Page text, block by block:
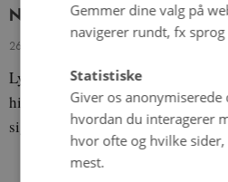
NNL Pod 1+2: Norden og
26. september 2023
Lyt til to podcasts om
historie og identitet, og hvad der
sig siden invasionen af Ukraine.
Gemmer dine valg på
navigerer rundt, fx
Statistiske
Giver os anonymiserede
hvordan du interagerer
hvor ofte og hvilke
mest.